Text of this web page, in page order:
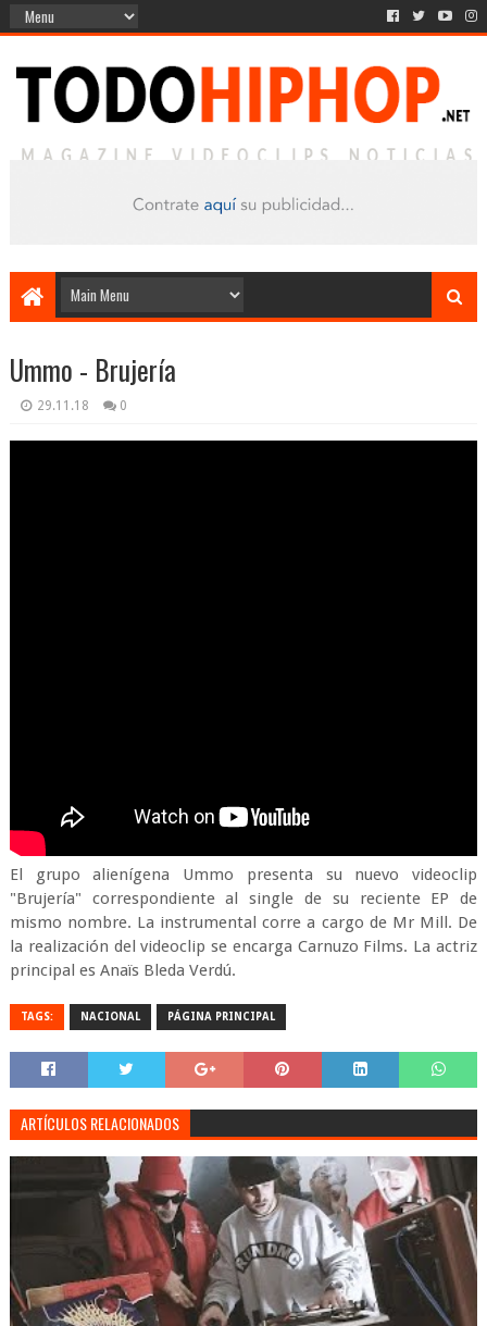
Ummo - Brujería
29.11.18 0
El grupo alienígena Ummo presenta su nuevo videoclip
"Brujería" correspondiente al single de su reciente EP de
mismo nombre. La instrumental corre a cargo de Mr Mill. De
la realización del videoclip se encarga Carnuzo Films. La actriz
principal es Anaïs Bleda Verdú.
TAGS: NACIONAL PÁGINA PRINCIPAL
ARTÍCULOS RELACIONADOS